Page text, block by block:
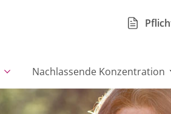
Nachlassende Konzentration